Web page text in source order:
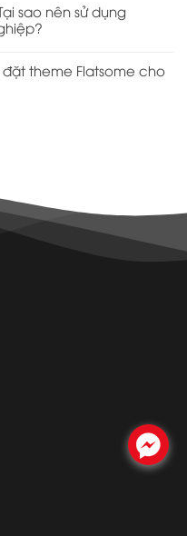
sao nên sử dụng
theme Flatsome cho
.